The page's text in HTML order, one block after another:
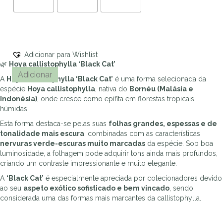
Adicionar para Wishlist
Quantidade
de
Hoya
callistophylla
'Black
Cat'
Adicionar
🌿 Hoya callistophylla ‘Black Cat’
A Hoya callistophylla ‘Black Cat’ é uma forma selecionada da
espécie Hoya callistophylla, nativa do Bornéu (Malásia e
Indonésia), onde cresce como epífita em florestas tropicais
húmidas.
Esta forma destaca-se pelas suas folhas grandes, espessas e de
tonalidade mais escura, combinadas com as características
nervuras verde-escuras muito marcadas da espécie. Sob boa
luminosidade, a folhagem pode adquirir tons ainda mais profundos,
criando um contraste impressionante e muito elegante.
A ‘Black Cat’ é especialmente apreciada por colecionadores devido
ao seu aspeto exótico sofisticado e bem vincado, sendo
considerada uma das formas mais marcantes da callistophylla.